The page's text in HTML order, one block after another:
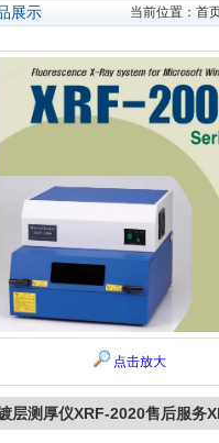
展示 当前位置： 首
点击放大
层测厚仪XRF-2020售后服务